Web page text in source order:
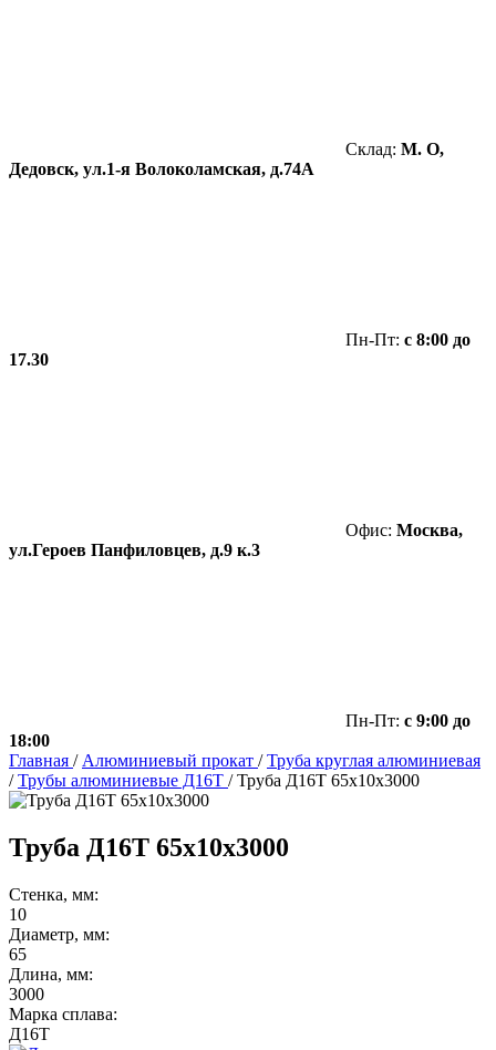
Склад: М. О,
Дедовск, ул.1-я Волоколамская, д.74А
Пн-Пт: с 8:00 до
17.30
Офис: Москва,
ул.Героев Панфиловцев, д.9 к.3
Пн-Пт: с 9:00 до
18:00
Главная / Алюминиевый прокат / Труба круглая алюминиевая
/ Трубы алюминиевые Д16Т / Труба Д16Т 65х10х3000
Труба Д16Т 65х10х3000
Стенка, мм:
10
Диаметр, мм:
65
Длина, мм:
3000
Марка сплава:
Д16Т